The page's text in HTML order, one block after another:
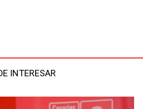
INTERESAR